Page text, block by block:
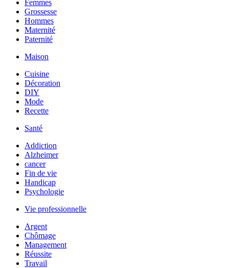
Femmes
Grossesse
Hommes
Maternité
Paternité
Maison
Cuisine
Décoration
DIY
Mode
Recette
Santé
Addiction
Alzheimer
cancer
Fin de vie
Handicap
Psychologie
Vie professionnelle
Argent
Chômage
Management
Réussite
Travail